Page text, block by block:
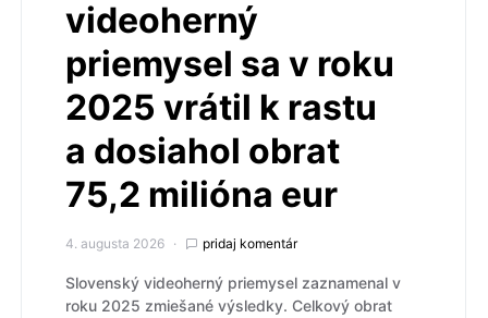
videoherný
priemysel sa v roku
2025 vrátil k rastu
a dosiahol obrat
75,2 milióna eur
4. augusta 2026 pridaj komentár
Slovenský videoherný priemysel zaznamenal v
roku 2025 zmiešané výsledky. Celkový obrat